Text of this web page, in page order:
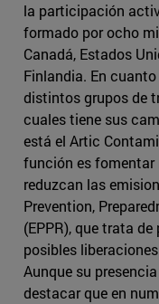
la participación
formado por ocho
Canadá, Estados
Finlandia. En
distintos grupos de
cuales tiene sus
está el Artic
función es fomentar
reduzcan las
Prevention,
(EPPR), que trata
posibles
Aunque su
destacar que en